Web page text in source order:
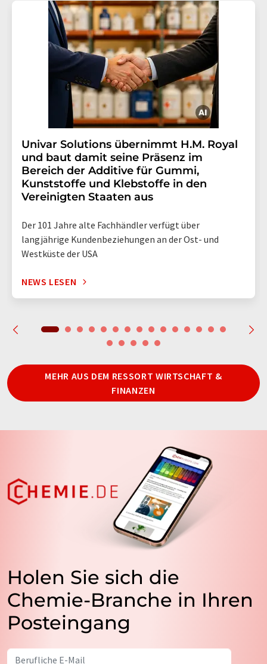
Univar Solutions übernimmt H.M. Royal
und baut damit seine Präsenz im
Bereich der Additive für Gummi,
Kunststoffe und Klebstoffe in den
Vereinigten Staaten aus
Der 101 Jahre alte Fachhändler verfügt über
langjährige Kundenbeziehungen an der Ost- und
Westküste der USA
NEWS LESEN
MEHR AUS DEM RESSORT WIRTSCHAFT &
FINANZEN
Holen Sie sich die
Chemie-Branche in Ihren
Posteingang